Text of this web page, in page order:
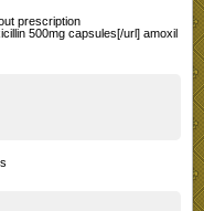
prescription
500mg capsules[/url] amoxil